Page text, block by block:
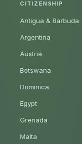
CITIZENSHIP
Antigua & Barbuda
Argentina
Austria
Botswana
Dominica
Egypt
Grenada
Malta